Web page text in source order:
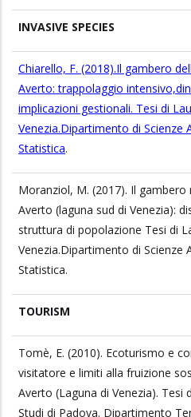
INVASIVE SPECIES
Chiarello, F. (2018).Il gambero
Averto: trappolaggio
implicazioni gestionali. Tesi di
Venezia.Dipartimento di Scienze
Statistica.
Moranziol, M. (2017). Il gambero
Averto (laguna sud di Venezia):
struttura di popolazione Tesi di
Venezia.Dipartimento di Scienze
Statistica.
TOURISM
Tomè, E. (2010). Ecoturismo e
visitatore e limiti alla fruizione
Averto (Laguna di Venezia). Tesi
Studi di Padova. Dipartimento